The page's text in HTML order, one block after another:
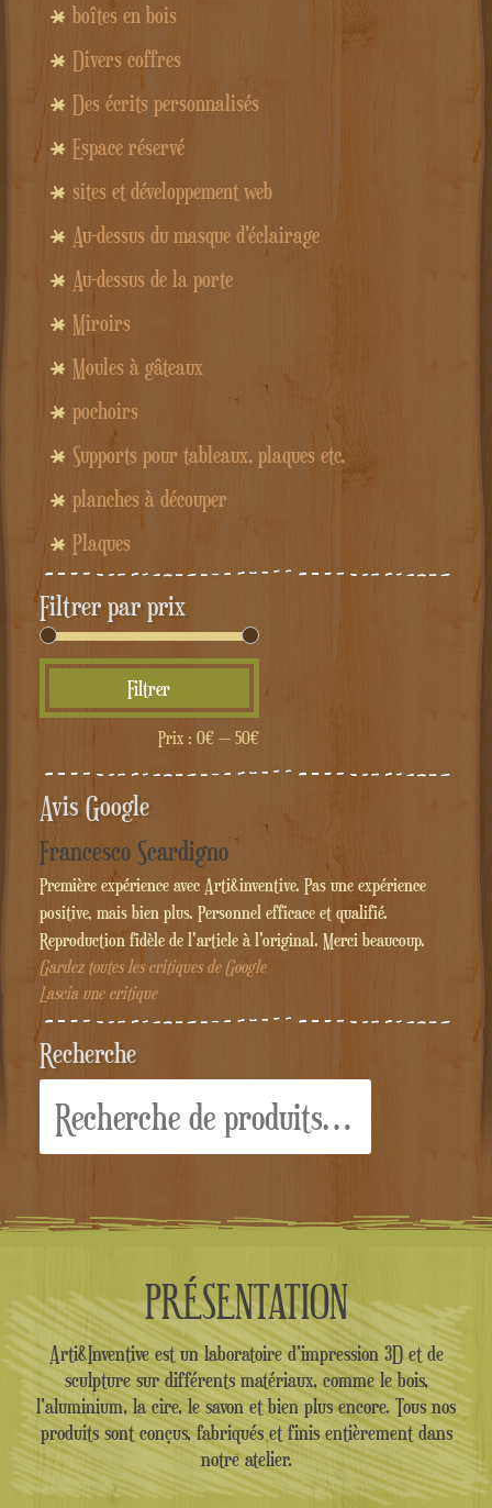
boîtes en bois
Divers coffres
Des écrits personnalisés
Espace réservé
sites et développement web
Au-dessus du masque d'éclairage
Au-dessus de la porte
Miroirs
Moules à gâteaux
pochoirs
Supports pour tableaux, plaques etc.
planches à découper
Plaques
Filtrer par prix
min
max
Filtrer
Prix : 0€— 50€
Avis Google
Francesco Scardigno
Première expérience avec Arti&inventive. Pas une expérience
positive, mais bien plus. Personnel efficace et qualifié.
Reproduction fidèle de l'article à l'original. Merci beaucoup.
Gardez toutes les critiques de Google
Lascia une critique
Recherche
pour :
PRÉSENTATION
Arti&Inventive est un laboratoire d'impression 3D et de
sculpture sur différents matériaux, comme le bois,
l'aluminium, la cire, le savon et bien plus encore. Tous nos
produits sont conçus, fabriqués et finis entièrement dans
notre atelier.